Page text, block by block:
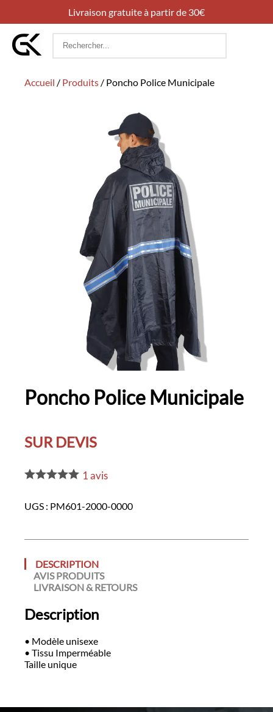
Livraison gratuite à partir de 30€
Rechercher
Accueil / Produits / Poncho Police Municipale
Poncho Police Municipale
SUR DEVIS
1avis
UGS : PM601-2000-0000
DESCRIPTION
AVIS PRODUITS
LIVRAISON & RETOURS
Description
• Modèle unisexe
• Tissu Imperméable
Taille unique